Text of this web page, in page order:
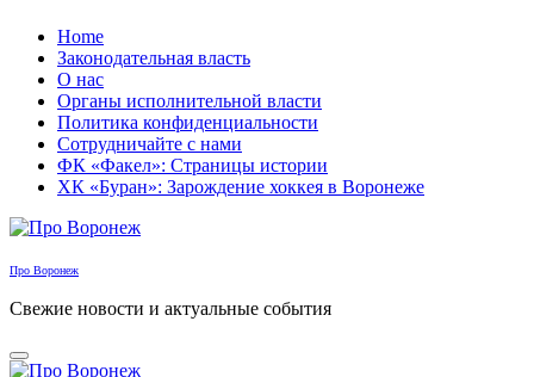
Перейти
содержанию
Home
Законодательная власть
О нас
Органы исполнительной власти
Политика конфиденциальности
Сотрудничайте с нами
ФК «Факел»: Страницы истории
ХК «Буран»: Зарождение хоккея в Воронеже
Про Воронеж
Свежие новости и актуальные события